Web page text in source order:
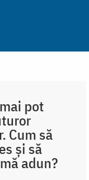
pot
Cum să
și să
adun?